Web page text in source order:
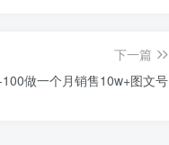
下一篇
做一个月销售10w+图文号